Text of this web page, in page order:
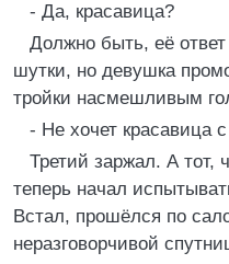
- Да, красавица?
Должно быть, её
шутки, но девушка
тройки насмешливым
- Не хочет красавица
Третий заржал. А тот,
теперь начал
Встал, прошёлся по
неразговорчивой